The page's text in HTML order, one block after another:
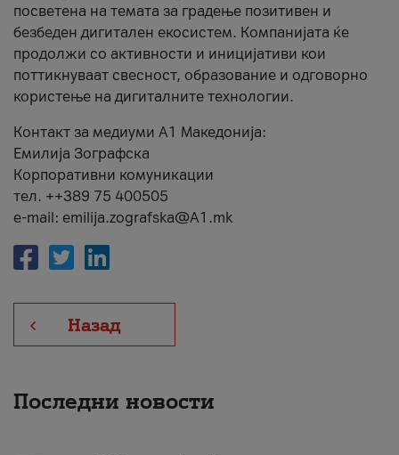
посветена на темата за градење позитивен и
безбеден дигитален екосистем. Компанијата ќе
продолжи со активности и иницијативи кои
поттикнуваат свесност, образование и одговорно
користење на дигиталните технологии.
Контакт за медиуми А1 Македонија:
Емилија Зографска
Корпоративни комуникации
тел. ++389 75 400505
e-mail: emilija.zografska@A1.mk
Назад
Последни новости